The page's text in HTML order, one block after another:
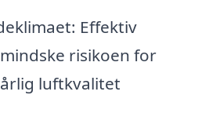
Effektiv
risikoen for
luftkvalitet